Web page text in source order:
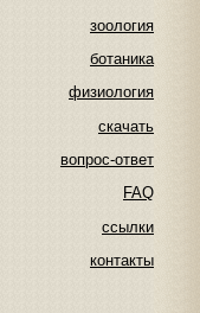
зоология
ботаника
физиология
скачать
вопрос-ответ
FAQ
ссылки
контакты